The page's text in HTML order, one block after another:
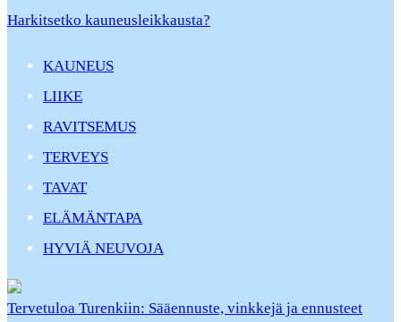
Harkitsetko kauneusleikkausta?
KAUNEUS
LIIKE
RAVITSEMUS
TERVEYS
TAVAT
ELÄMÄNTAPA
HYVIÄ NEUVOJA
Tervetuloa Turenkiin: Sääennuste, vinkkejä ja ennusteet